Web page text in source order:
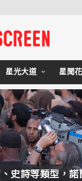
星光大道 星聞
史詩等類型，諾